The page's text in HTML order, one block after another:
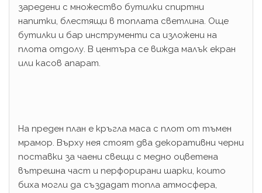
заредени с множество бутилки спиртни
напитки, блестящи в топлата светлина. Още
бутилки и бар инструменти са изложени на
плота отдолу. В центъра се вижда малък екран
или касов апарат.
На преден план е кръгла маса с плот от тъмен
мрамор. Върху нея стоят два декоративни черни
поставки за чаени свещи с медно оцветена
вътрешна част и перфорирани шарки, които
биха могли да създадат топла атмосфера,